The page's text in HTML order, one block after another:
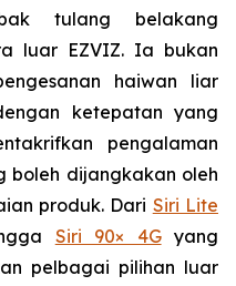
tulang belakang
luar EZVIZ. Ia bukan
haiwan liar
ketepatan yang
pengalaman
boleh dijangkakan oleh
produk. Dari Siri Lite
Siri 90× 4Gyang
pelbagai pilihan luar